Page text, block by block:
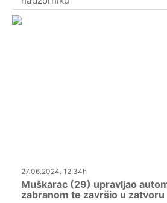
27.06.2024. 12:34h
Muškarac (29) upravljao
zabranom te završio u zatvoru